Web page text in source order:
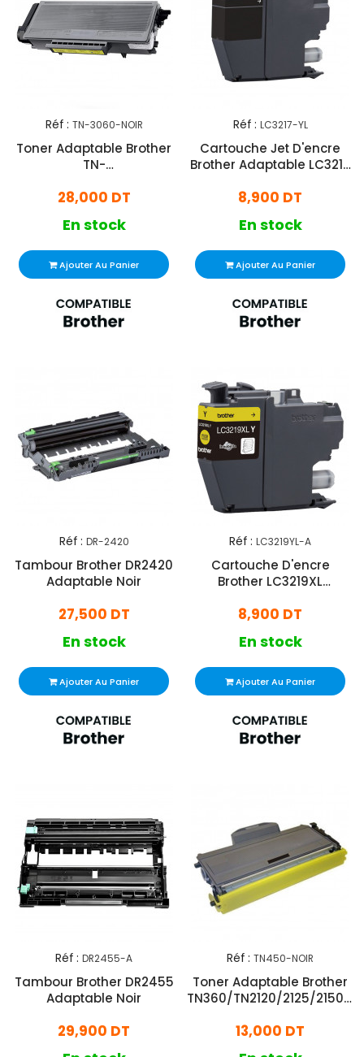
Réf : TN-3060-NOIR
Toner Adaptable Brother
TN-
Noir
28,000 DT
En stock
Ajouter Au Panier
Réf : LC3217-YL
Cartouche Jet D'encre
Brother Adaptable LC3217
8,900 DT
En stock
Ajouter Au Panier
Réf : DR-2420
Tambour Brother DR2420
Adaptable Noir
27,500 DT
En stock
Ajouter Au Panier
Réf : LC3219YL-A
Cartouche D'encre
Brother LC3219XL
8,900 DT
En stock
Ajouter Au Panier
Réf : DR2455-A
Tambour Brother DR2455
Adaptable Noir
29,900 DT
Réf : TN450-NOIR
Toner Adaptable Brother
TN360/TN2120/2125/2150/
13,000 DT